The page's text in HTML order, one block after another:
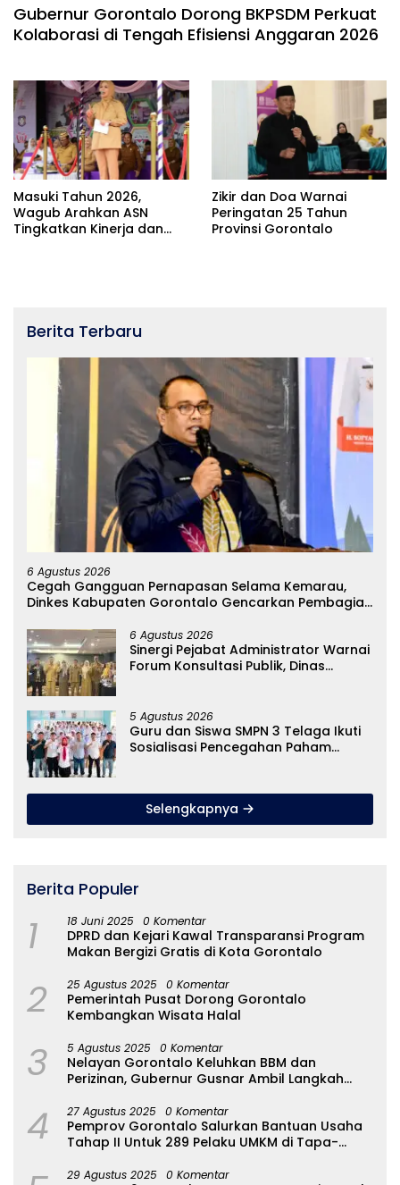
Gubernur Gorontalo Dorong BKPSDM Perkuat
Kolaborasi di Tengah Efisiensi Anggaran 2026
Masuki Tahun 2026,
Wagub Arahkan ASN
Tingkatkan Kinerja dan
Zikir dan Doa Warnai
Peringatan 25 Tahun
Provinsi Gorontalo
Berita Terbaru
6 Agustus 2026
Cegah Gangguan Pernapasan Selama Kemarau,
Dinkes Kabupaten Gorontalo Gencarkan Pembagian
6 Agustus 2026
Sinergi Pejabat Administrator Warnai
Forum Konsultasi Publik, Dinas
5 Agustus 2026
Guru dan Siswa SMPN 3 Telaga Ikuti
Sosialisasi Pencegahan Paham
Selengkapnya
Berita Populer
1 18 Juni 2025 0 Komentar
DPRD dan Kejari Kawal Transparansi Program
Makan Bergizi Gratis di Kota Gorontalo
2 25 Agustus 2025 0 Komentar
Pemerintah Pusat Dorong Gorontalo
Kembangkan Wisata Halal
3 5 Agustus 2025 0 Komentar
Nelayan Gorontalo Keluhkan BBM dan
Perizinan, Gubernur Gusnar Ambil Langkah
4 27 Agustus 2025 0 Komentar
Pemprov Gorontalo Salurkan Bantuan Usaha
Tahap II Untuk 289 Pelaku UMKM di Tapa-
29 Agustus 2025 0 Komentar